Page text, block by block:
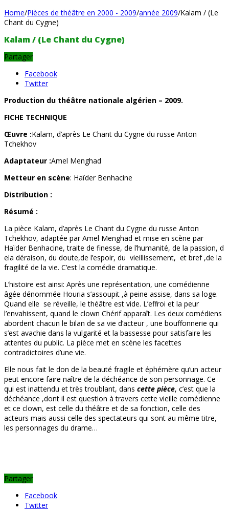
Home/Pièces de théâtre en 2000 - 2009/année 2009/Kalam / (Le
Chant du Cygne)
Kalam / (Le Chant du Cygne)
Partager
Facebook
Twitter
Production du théâtre nationale algérien – 2009.
FICHE TECHNIQUE
Œuvre :Kalam, d’après Le Chant du Cygne du russe Anton
Tchekhov
Adaptateur :Amel Menghad
Metteur en scène: Haïder Benhacine
Distribution :
Résumé :
La pièce Kalam, d’après Le Chant du Cygne du russe Anton
Tchekhov, adaptée par Amel Menghad et mise en scène par
Haïder Benhacine, traite de finesse, de l’humanité, de la passion, d
ela déraison, du doute,de l’espoir, du vieillissement, et bref ,de la
fragilité de la vie. C’est la comédie dramatique.
L’histoire est ainsi: Après une représentation, une comédienne
âgée dénommée Houria s’assoupit ,à peine assise, dans sa loge.
Quand elle se réveille, le théâtre est vide. L’effroi et la peur
l’envahissent, quand le clown Chérif apparaît. Les deux comédiens
abordent chacun le bilan de sa vie d’acteur , une bouffonnerie qui
s’est avachie dans la vulgarité et la bassesse pour satisfaire les
attentes du public. La pièce met en scène les facettes
contradictoires d’une vie.
Elle nous fait le don de la beauté fragile et éphémère qu’un acteur
peut encore faire naître de la déchéance de son personnage. Ce
qui est inattendu et très troublant, dans cette pièce, c’est que la
déchéance ,dont il est question à travers cette vieille comédienne
et ce clown, est celle du théâtre et de sa fonction, celle des
acteurs mais aussi celle des spectateurs qui sont au même titre,
les personnages du drame…
Partager
Facebook
Twitter